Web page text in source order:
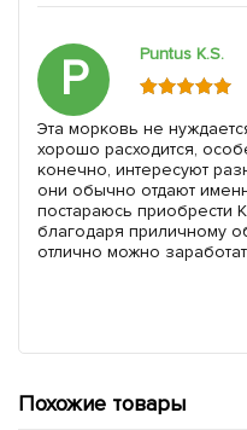
P Puntus K.S.
Эта морковь не
хорошо расходится,
конечно, интересуют
они обычно отдают
постараюсь приобрести
благодаря приличному
отлично можно
Похожие товары